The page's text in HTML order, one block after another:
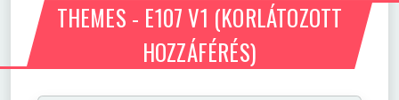
THEMES - E107 V1 (KORLÁTOZOTT
HOZZÁFÉRÉS)